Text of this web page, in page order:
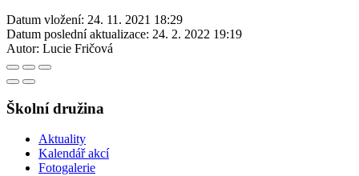
Datum vložení: 24. 11. 2021 18:29
Datum poslední aktualizace: 24. 2. 2022 19:19
Autor: Lucie Fričová
Školní družina
Aktuality
Kalendář akcí
Fotogalerie